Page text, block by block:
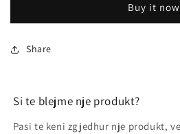
-
PERFORMANCE
-
Buy it now
Share
Si te blejme nje produkt?
Pasi te keni zgjedhur nje produkt,